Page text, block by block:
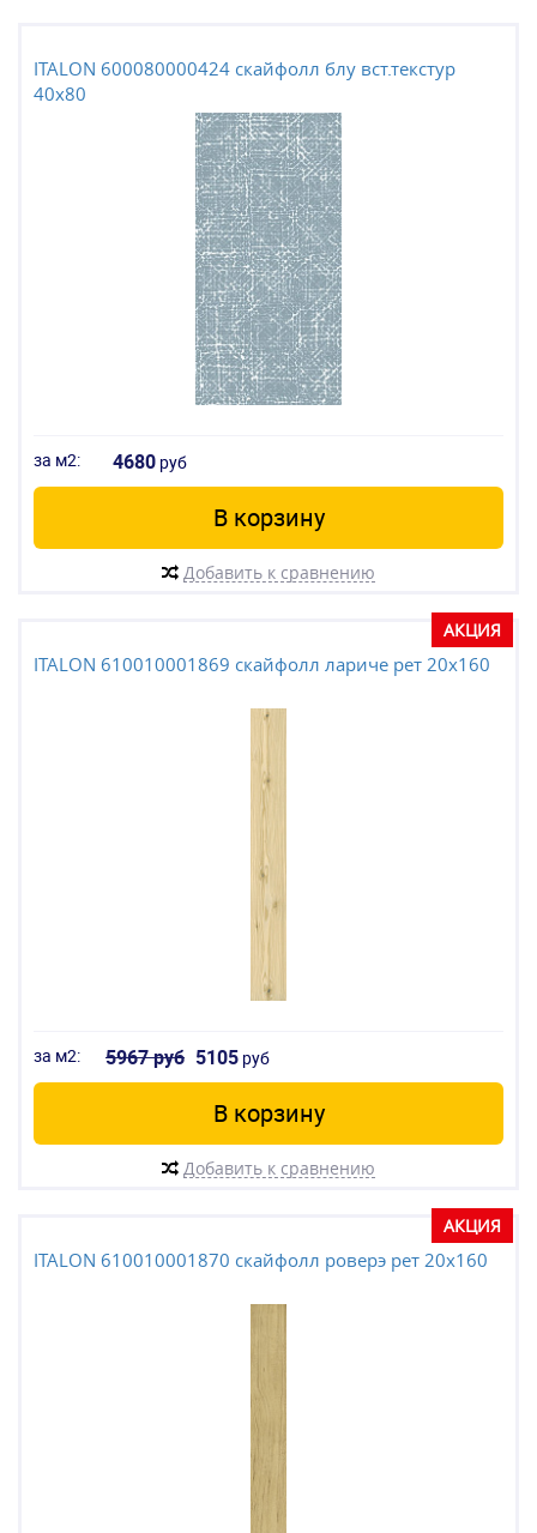
ITALON 600080000424 скайфолл блу вст.текстур
40x80
за м2: 4680 руб
В корзину
Добавить к сравнению
АКЦИЯ
ITALON 610010001869 скайфолл лариче рет 20x160
за м2: 5967 руб 5105 руб
В корзину
Добавить к сравнению
АКЦИЯ
ITALON 610010001870 скайфолл роверэ рет 20x160